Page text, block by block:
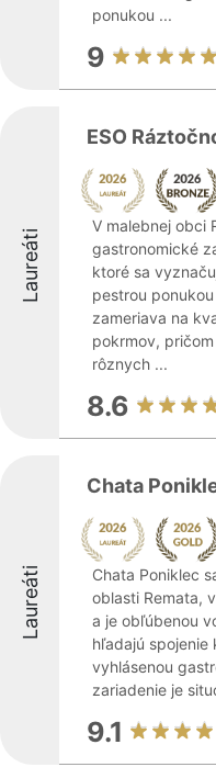
ponukou ...
9
Laureáti
ESO
V malebnej obci
gastronomické
ktoré sa
pestrou
zameriava na
pokrmov,
rôznych ...
8.6
Laureáti
Chata
Chata Poniklec
oblasti Remata,
a je obľúbenou
hľadajú spojenie
vyhlásenou
zariadenie je
9.1